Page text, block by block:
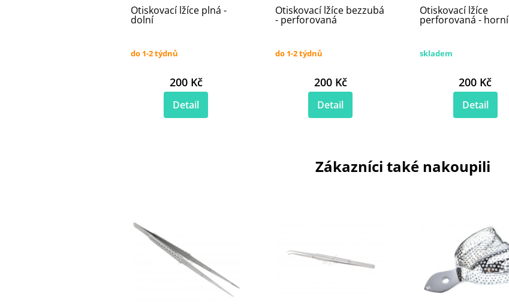
Otiskovací lžíce plná -
dolní
do 1-2 týdnů
200 Kč
Detail
Otiskovací lžíce bezzubá
- perforovaná
do 1-2 týdnů
200 Kč
Detail
Otiskovací lžíce
perforovaná - horní
skladem
200 Kč
Detail
Zákazníci také nakoupili